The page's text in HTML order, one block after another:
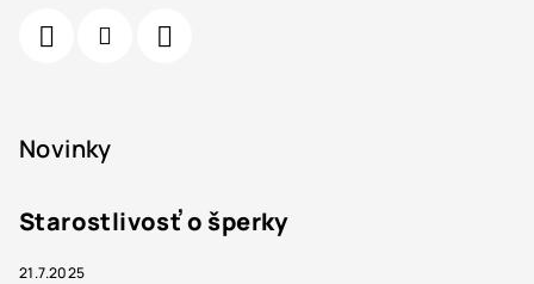
Novinky
Starostlivosť o šperky
21.7.2025